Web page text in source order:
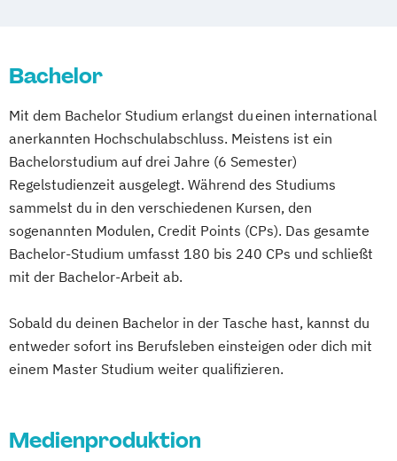
Film & Motion Design (EN)
Television and Digital Narratives (EN)
Fotografie (EN)
Gesundheitsmanagement und
Sozialmanagement
Healthcare Management (EN)
Illustration (DE/EN)
Industry 4.0: Automation
Information Technology (EN)
International Business Administration (EN)
International Business and Leadership (EN)
Diploma Fotojournalist*in
Diploma Gamedesigner*in
Diploma Grafikdesigner*in
Diploma Interactive Audio Designer
Diploma Kameramann/frau & Cutter
Diploma Make-up Artist
Diploma Marketing-Manager*in
Diploma Medienmanager*in
Diploma Modedesigner*in
Diploma Modemanager*in
Diploma Musicdesigner
Bachelor
Mit dem Bachelor Studium erlangst du einen international
anerkannten Hochschulabschluss. Meistens ist ein
Bachelorstudium auf drei Jahre (6 Semester)
Regelstudienzeit ausgelegt. Während des Studiums
sammelst du in den verschiedenen Kursen, den
sogenannten Modulen, Credit Points (CPs). Das gesamte
Bachelor-Studium umfasst 180 bis 240 CPs und schließt
mit der Bachelor-Arbeit ab.
Sobald du deinen Bachelor in der Tasche hast, kannst du
entweder sofort ins Berufsleben einsteigen oder dich mit
einem Master Studium weiter qualifizieren.
Medienproduktion